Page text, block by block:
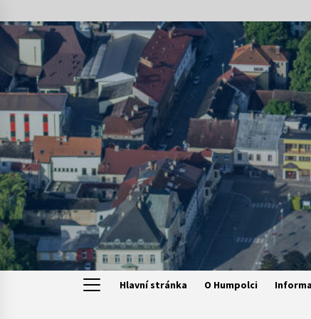
to
content
Hlavní stránka O Humpolci